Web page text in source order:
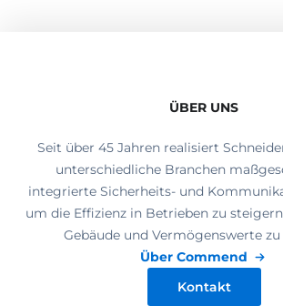
ÜBER UNS
Seit über 45 Jahren realisiert
unterschiedliche Branchen
integrierte Sicherheits- und
um die Effizienz in Betrieben zu
Gebäude und Vermögenswerte zu
Über Commend
Kontakt